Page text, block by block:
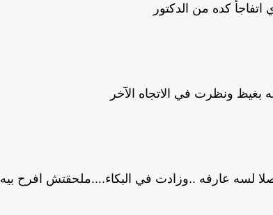
اتفاجأ كده من الدكتور
بغيظ ونظرت في الاتجاه الآخر
لسه عارفه ..وزادت في البكاء....ملحقتش افرح بيه